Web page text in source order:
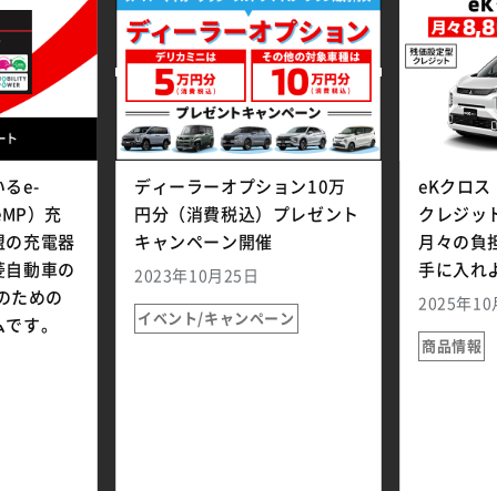
るe-
）充
の充電器
自動車の
ための
す。
ディーラーオプション10万
円分（消費税込）プレゼント
キャンペーン開催
2023年10月25日
イベント/キャンペーン
eKクロス
クレジッ
月々の負
手に入れ
2025年10
商品情報